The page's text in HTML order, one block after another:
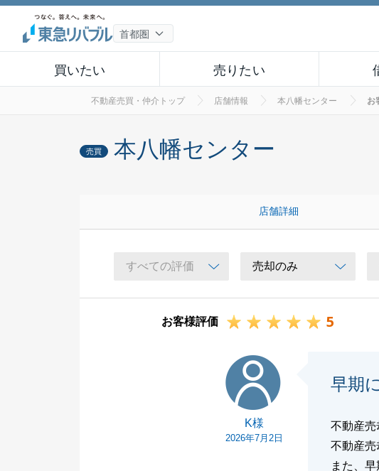
買いたい 売りたい
不動産売買・仲介トップ 店舗情報 本八幡センター お
売買 本八幡センター
店舗詳細
お客様評価 5
K様
2026年7月2日
早期
不動産売
不動産売
また、